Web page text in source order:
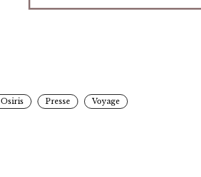
Osiris Presse Voyage